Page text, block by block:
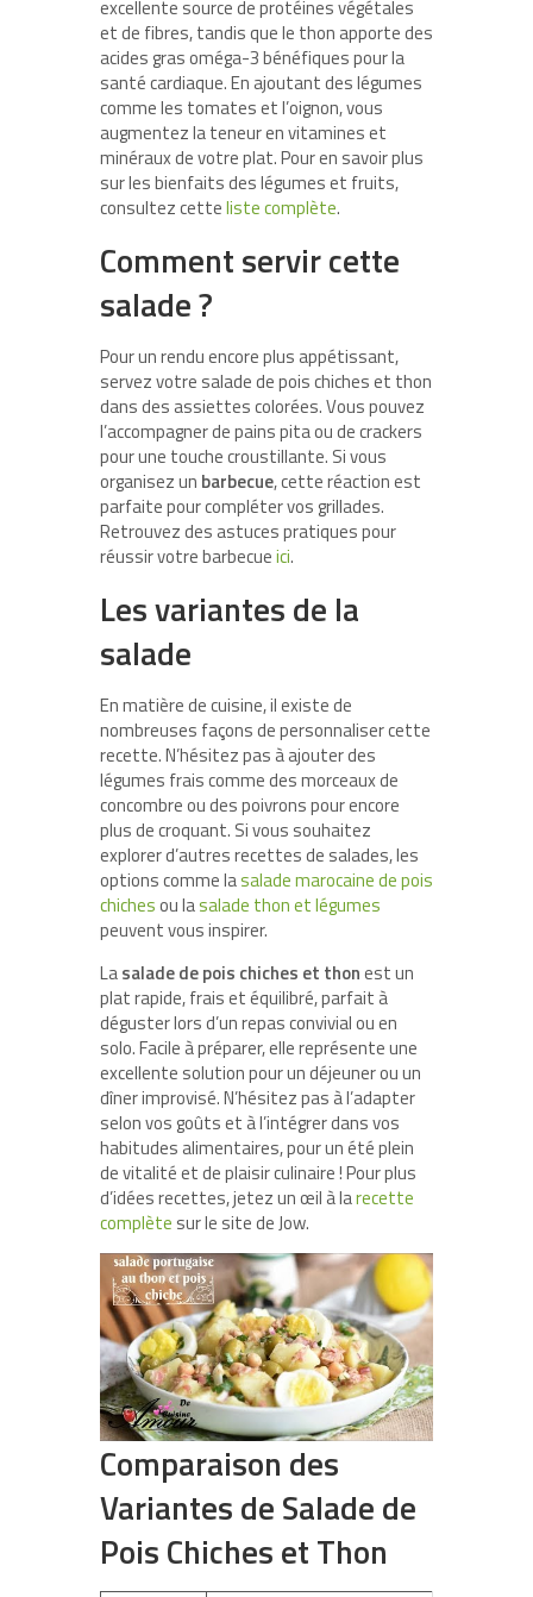
excellente source de protéines végétales
et de fibres, tandis que le thon apporte des
acides gras oméga-3 bénéfiques pour la
santé cardiaque. En ajoutant des légumes
comme les tomates et l’oignon, vous
augmentez la teneur en vitamines et
minéraux de votre plat. Pour en savoir plus
sur les bienfaits des légumes et fruits,
consultez cetteliste complète.
Comment servir cette
salade ?
Pour un rendu encore plus appétissant,
servez votre salade de pois chiches et thon
dans des assiettes colorées. Vous pouvez
l’accompagner de pains pita ou de crackers
pour une touche croustillante. Si vous
organisez un barbecue, cette réaction est
parfaite pour compléter vos grillades.
Retrouvez des astuces pratiques pour
réussir votre barbecueici.
Les variantes de la
salade
En matière de cuisine, il existe de
nombreuses façons de personnaliser cette
recette. N’hésitez pas à ajouter des
légumes frais comme des morceaux de
concombre ou des poivrons pour encore
plus de croquant. Si vous souhaitez
explorer d’autres recettes de salades, les
options comme lasalade marocaine de pois
chichesou lasalade thon et légumes
peuvent vous inspirer.
Lasalade de pois chiches et thonest un
plat rapide, frais et équilibré, parfait à
déguster lors d’un repas convivial ou en
solo. Facile à préparer, elle représente une
excellente solution pour un déjeuner ou un
dîner improvisé. N’hésitez pas à l’adapter
selon vos goûts et à l’intégrer dans vos
habitudes alimentaires, pour un été plein
de vitalité et de plaisir culinaire ! Pour plus
d’idées recettes, jetez un œil à larecette
complète sur le site de Jow.
Comparaison des
Variantes de Salade de
Pois Chiches et Thon